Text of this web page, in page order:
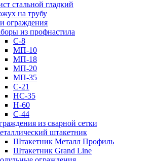
стальной гладкий
на трубу
ограждения
из профнастила
С-8
МП-10
МП-18
МП-20
МП-35
С-21
НС-35
Н-60
С-44
из сварной сетки
штакетник
Штакетник Металл Профиль
Штакетник Grand Line